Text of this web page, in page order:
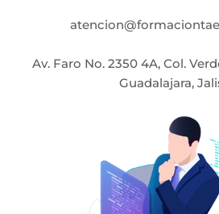
Av. Faro No. 2350 4A, Col.
Guadalajara,